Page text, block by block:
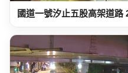
國道一號汐止五股高架道路